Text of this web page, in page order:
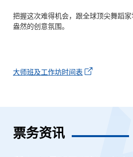
把握这次难得机会，跟全球顶尖舞蹈
盎然的创意氛围。
大师班及工作坊时间表
票务资讯